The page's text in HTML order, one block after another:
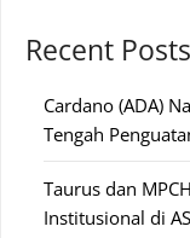
Recent Posts
Cardano (ADA)
Tengah
Taurus dan
Institusional di AS